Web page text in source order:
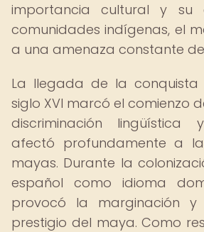
importancia cultural y su
comunidades indígenas, el
a una amenaza constante
La llegada de la conquista
siglo XVI marcó el comienzo
discriminación
afectó profundamente a
mayas. Durante la
español como idioma
provocó la marginación
prestigio del maya. Como